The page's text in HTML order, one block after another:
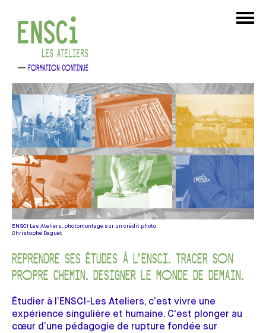
ENSCI Les Ateliers, photomontage sur un crédit photo
Christophe Daguet
REPRENDRE SES ÉTUDES À L'ENSCI. TRACER SON
PROPRE CHEMIN. DESIGNER LE MONDE DE DEMAIN.
Étudier à l’ENSCI-Les Ateliers, c’est vivre une
expérience singulière et humaine. C'est plonger au
cœur d’une pédagogie de rupture fondée sur